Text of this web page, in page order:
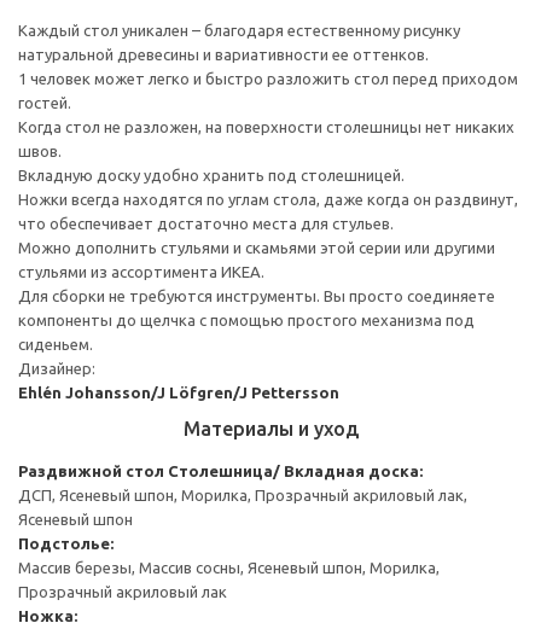
Каждый стол уникален – благодаря естественному рисунку
натуральной древесины и вариативности ее оттенков.
1 человек может легко и быстро разложить стол перед приходом
гостей.
Когда стол не разложен, на поверхности столешницы нет никаких
швов.
Вкладную доску удобно хранить под столешницей.
Ножки всегда находятся по углам стола, даже когда он раздвинут,
что обеспечивает достаточно места для стульев.
Можно дополнить стульями и скамьями этой серии или другими
стульями из ассортимента ИКЕА.
Для сборки не требуются инструменты. Вы просто соединяете
компоненты до щелчка с помощью простого механизма под
сиденьем.
Дизайнер:
Ehlén Johansson/J Löfgren/J Pettersson
Материалы и уход
Раздвижной стол Столешница/ Вкладная доска:
ДСП, Ясеневый шпон, Морилка, Прозрачный акриловый лак,
Ясеневый шпон
Подстолье:
Массив березы, Массив сосны, Ясеневый шпон, Морилка,
Прозрачный акриловый лак
Ножка: